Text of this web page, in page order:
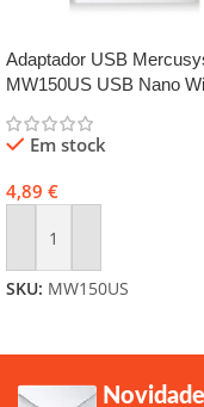
Adaptador USB
MW150US USB Nano
Em stock
4,89 €
Adicionar
SKU: MW150US